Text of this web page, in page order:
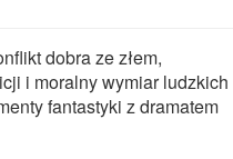
dobra ze złem,
i moralny wymiar ludzkich
fantastyki z dramatem